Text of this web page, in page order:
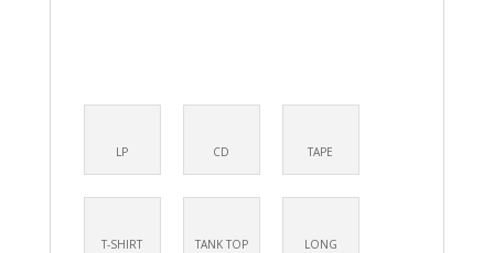
LP CD TAPE
T-SHIRT TANK TOP
LONG